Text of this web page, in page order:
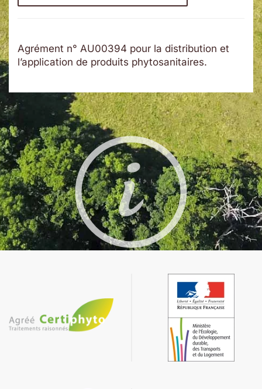
Agrément n° AU00394 pour la distribution et
l’application de produits phytosanitaires.